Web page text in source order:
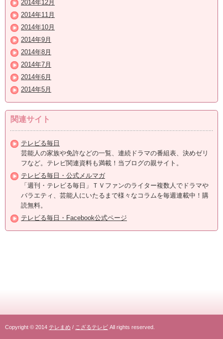
2014年12月
2014年11月
2014年10月
2014年9月
2014年8月
2014年7月
2014年6月
2014年5月
関連サイト
テレビる毎日
芸能人の家族や免許などの一覧、連続ドラマの番組表、決めゼリ
フなど。テレビ関連資料も満載！当ブログの親サイト。
テレビる毎日・公式メルマガ
「週刊・テレビる毎日」ＴＶファンのライター複数人でドラマや
バラエティ、芸能人にいたるまで様々なコラムを毎週連載中！購
読無料。
テレビる毎日・Facebook公式ページ
Copyright © 2014 テレまめ / こざるテレビ All rights reserved.